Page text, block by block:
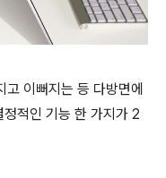
이뻐지는 등 다방면에
적인 기능 한 가지가 2